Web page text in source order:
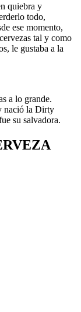
quiebra y
todo,
ese momento,
tal y como
le gustaba a la
a lo grande.
nació la Dirty
su salvadora.